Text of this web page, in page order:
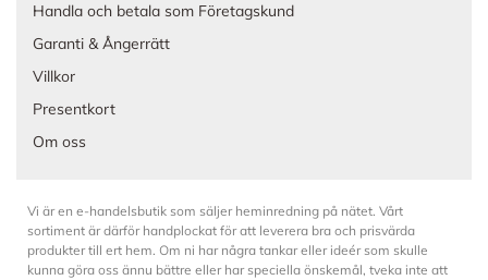
Handla och betala som Företagskund
Garanti & Ångerrätt
Villkor
Presentkort
Om oss
Vi är en e-handelsbutik som säljer heminredning på nätet. Vårt
sortiment är därför handplockat för att leverera bra och prisvärda
produkter till ert hem. Om ni har några tankar eller ideér som skulle
kunna göra oss ännu bättre eller har speciella önskemål, tveka inte att